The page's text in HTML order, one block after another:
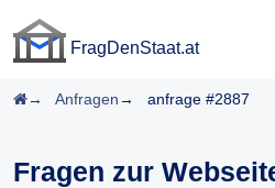
FragDenStaat.at
Startseite
Anfragen anfrage #2887
Fragen zur